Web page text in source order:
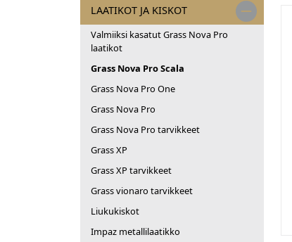
LAATIKOT JA KISKOT
Valmiiksi kasatut Grass Nova Pro
laatikot
Grass Nova Pro Scala
Grass Nova Pro One
Grass Nova Pro
Grass Nova Pro tarvikkeet
Grass XP
Grass XP tarvikkeet
Grass vionaro tarvikkeet
Liukukiskot
Impaz metallilaatikko